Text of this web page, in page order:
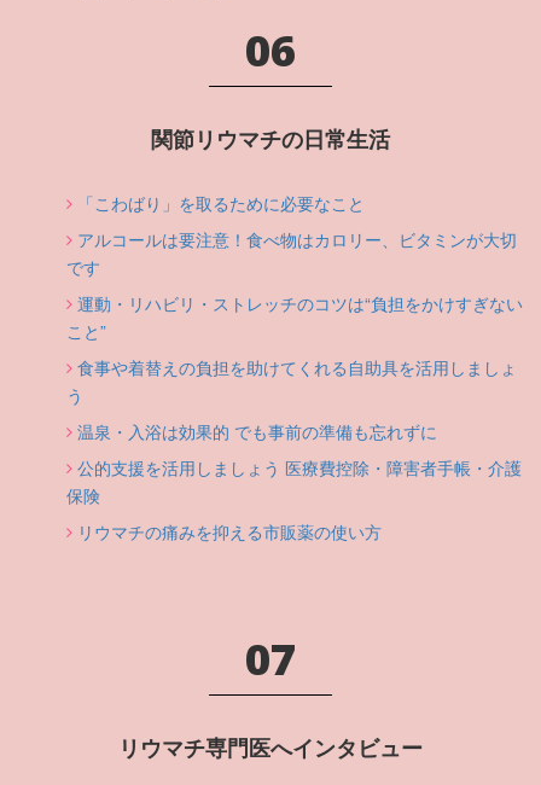
06
関節リウマチの日常生活
「こわばり」を取るために必要なこと
アルコールは要注意！食べ物はカロリー、ビタミンが大切
です
運動・リハビリ・ストレッチのコツは“負担をかけすぎない
こと”
食事や着替えの負担を助けてくれる自助具を活用しましょ
う
温泉・入浴は効果的 でも事前の準備も忘れずに
公的支援を活用しましょう 医療費控除・障害者手帳・介護
保険
リウマチの痛みを抑える市販薬の使い方
07
リウマチ専門医へインタビュー